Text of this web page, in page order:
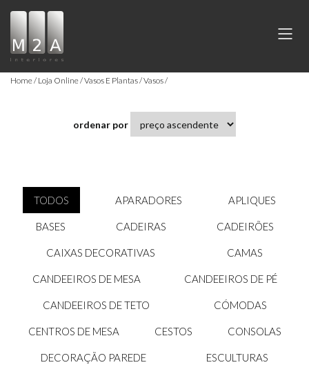
Home Loja Online Vasos E Plantas Vasos
ordenar por
TODOS APARADORES APLIQUES
BASES CADEIRAS CADEIRÕES
CAIXAS DECORATIVAS CAMAS
CANDEEIROS DE MESA CANDEEIROS DE PÉ
CANDEEIROS DE TETO CÓMODAS
CENTROS DE MESA CESTOS CONSOLAS
DECORAÇÃO PAREDE ESCULTURAS